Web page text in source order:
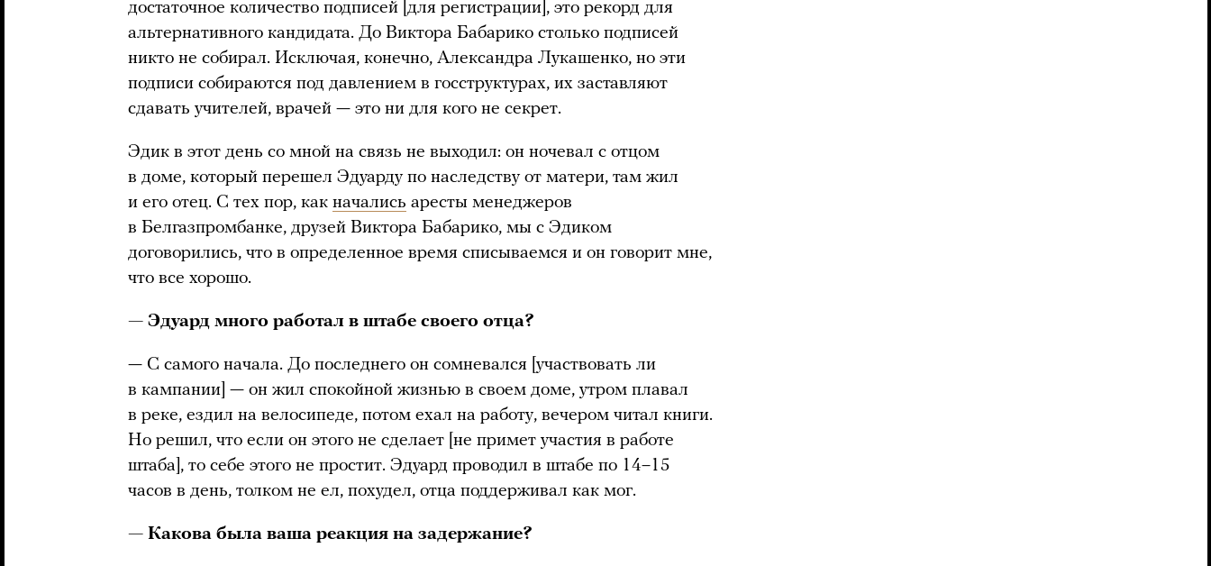
достаточное количество подписей [для регистрации], это рекорд для
альтернативного кандидата. До Виктора Бабарико столько подписей
никто не собирал. Исключая, конечно, Александра Лукашенко, но эти
подписи собираются под давлением в госструктурах, их заставляют
сдавать учителей, врачей — это ни для кого не секрет.
Эдик в этот день со мной на связь не выходил: он ночевал с отцом
в доме, который перешел Эдуарду по наследству от матери, там жил
и его отец. С тех пор, как начались аресты менеджеров
в Белгазпромбанке, друзей Виктора Бабарико, мы с Эдиком
договорились, что в определенное время списываемся и он говорит мне,
что все хорошо.
— Эдуард много работал в штабе своего отца?
— С самого начала. До последнего он сомневался [участвовать ли
в кампании] — он жил спокойной жизнью в своем доме, утром плавал
в реке, ездил на велосипеде, потом ехал на работу, вечером читал книги.
Но решил, что если он этого не сделает [не примет участия в работе
штаба], то себе этого не простит. Эдуард проводил в штабе по 14–15
часов в день, толком не ел, похудел, отца поддерживал как мог.
— Какова была ваша реакция на задержание?